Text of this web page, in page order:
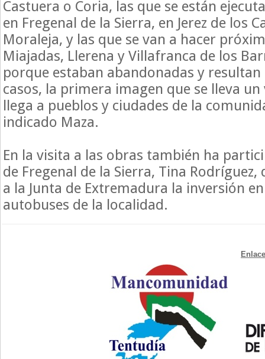
Castuera o Coria, las que se están
en Fregenal de la Sierra, en Jerez de los
Moraleja, y las que se van a hacer
Miajadas, Llerena y Villafranca de los
porque estaban abandonadas y resultan
casos, la primera imagen que se lleva
llega a pueblos y ciudades de la
indicado Maza.
En la visita a las obras también ha
de Fregenal de la Sierra, Tina
a la Junta de Extremadura la inversión
autobuses de la localidad.